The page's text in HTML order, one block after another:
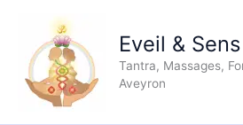
contenu
Eveil & Sens
Tantra, Massages,
Aveyron